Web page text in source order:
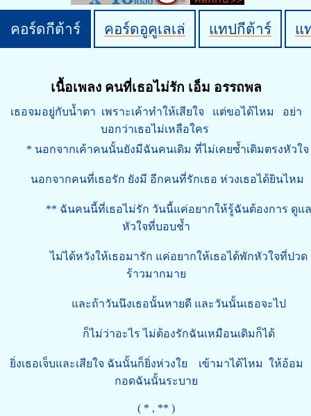
คอร์ดกีต้าร์ คอร์ดอูคูเลเล่ แทปกีต้าร์ แ
เนื้อเพลง คนที่เธอไม่รัก เอ็ม อรรถพล
เธอจมอยู่กับน้ำตา เพราะเค้าทำให้เสียใจ แต่ขอได้ไหม อย่า
บอกว่าเธอไม่เหลือใคร
* นอกจากเค้าคนนั้นยังมีฉันคนเดิม ที่ไม่เคยซ้ำเติมตรงหัวใจ
นอกจากคนที่เธอรัก ยังมี อีกคนที่รักเธอ ห่วงเธอได้ยินไหม
** ฉันคนนี้ที่เธอไม่รัก วันนี้แค่อยากให้รู้ฉันต้องการ ดูแล
หัวใจที่บอบช้ำ
ไม่ได้หวังให้เธอมารัก แค่อยากให้เธอได้พักหัวใจที่ปวด
ร้าวมากมาย
และถ้าวันนึงเธอนั้นหายดี และวันนั้นเธอจะไป
ก็ไม่ว่าอะไร ไม่ต้องรักฉันเหมือนเดิมก็ได้
ยิ่งเธอเจ็บและเสียใจ ฉันนั้นก็ยิ่งห่วงใย เข้ามาได้ไหม ให้อ้อม
กอดฉันนั้นระบาย
( * , ** )